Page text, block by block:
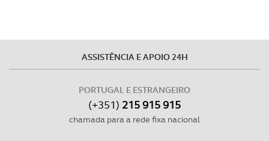
ASSISTÊNCIA E APOIO 24H
PORTUGAL E ESTRANGEIRO
(+351) 215 915 915
chamada para a rede fixa nacional